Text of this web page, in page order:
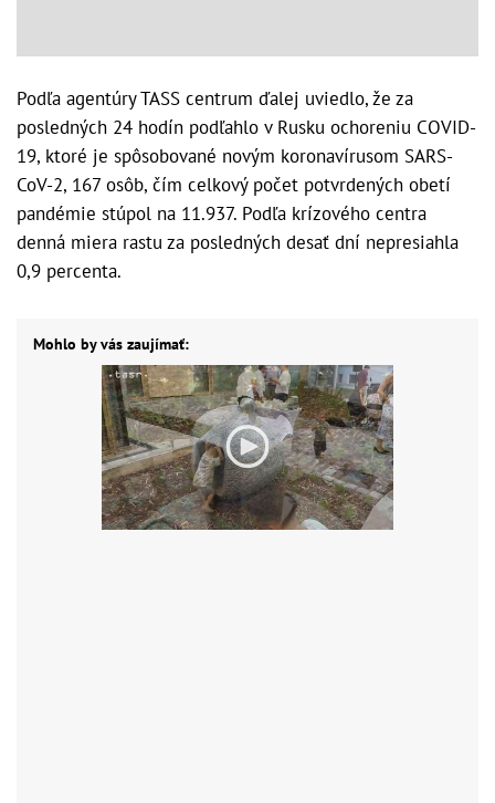
Podľa agentúry TASS centrum ďalej uviedlo, že za
posledných 24 hodín podľahlo v Rusku ochoreniu COVID-
19, ktoré je spôsobované novým koronavírusom SARS-
CoV-2, 167 osôb, čím celkový počet potvrdených obetí
pandémie stúpol na 11.937. Podľa krízového centra
denná miera rastu za posledných desať dní nepresiahla
0,9 percenta.
Mohlo by vás zaujímať: